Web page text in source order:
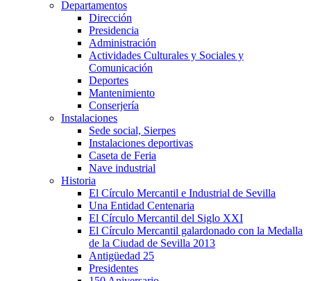
Departamentos
Dirección
Presidencia
Administración
Actividades Culturales y Sociales y
Comunicación
Deportes
Mantenimiento
Conserjería
Instalaciones
Sede social, Sierpes
Instalaciones deportivas
Caseta de Feria
Nave industrial
Historia
El Círculo Mercantil e Industrial de Sevilla
Una Entidad Centenaria
El Círculo Mercantil del Siglo XXI
El Círculo Mercantil galardonado con la Medalla
de la Ciudad de Sevilla 2013
Antigüedad 25
Presidentes